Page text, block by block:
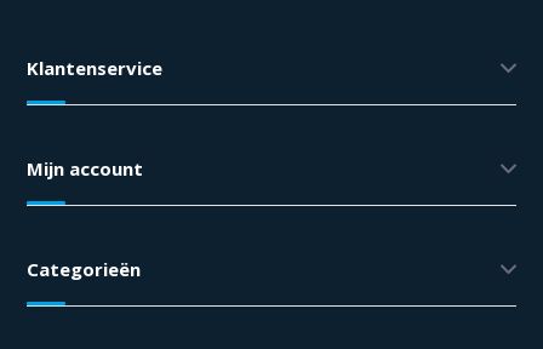
Klantenservice
Mijn account
Categorieën